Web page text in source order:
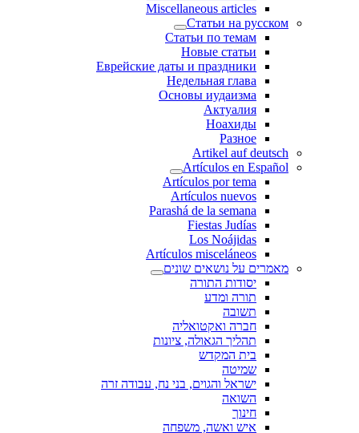
Miscellaneous articles
Статьи на русском
Статьи по темам
Новые статьи
Еврейские даты и праздники
Недельная глава
Основы иудаизма
Актуалия
Ноахиды
Разное
Artikel auf deutsch
Artículos en Español
Artículos por tema
Artículos nuevos
Parashá de la semana
Fiestas Judías
Los Noájidas
Artículos misceláneos
מאמרים על נושאים שונים
יסודות התורה
תורה ומדע
תשובה
חברה ואקטואליה
תהליך הגאולה, ציונות
בית המקדש
שמיטה
ישראל והגוים, בני נח, עבודה זרה
השואה
חינוך
איש ואשה, משפחה